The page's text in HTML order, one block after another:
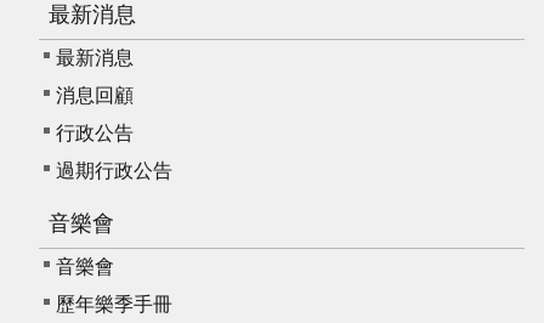
最新消息
最新消息
消息回顧
行政公告
過期行政公告
音樂會
音樂會
歷年樂季手冊